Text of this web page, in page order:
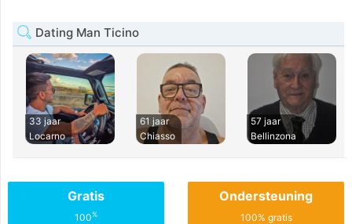
Dating Man Ticino
33 jaar
Locarno
61 jaar
Chiasso
57 jaar
Bellinzona
Gratis
100%
Ondersteuning
100% gratis